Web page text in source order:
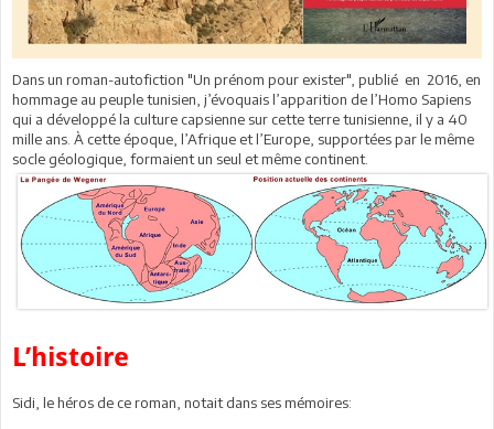
Dans un roman-autofiction "Un prénom pour exister", publié en 2016, en
hommage au peuple tunisien, j’évoquais l’apparition de l’Homo Sapiens
qui a développé la culture capsienne sur cette terre tunisienne, il y a 40
mille ans. À cette époque, l’Afrique et l’Europe, supportées par le même
socle géologique, formaient un seul et même continent.
L’histoire
Sidi, le héros de ce roman, notait dans ses mémoires: